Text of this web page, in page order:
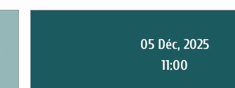
05 Déc, 2025
11:00